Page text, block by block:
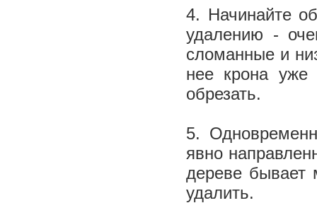
4. Начинайте
удалению -
сломанные и
нее крона уже
обрезать.
5.
явно
дереве бывает
удалить.